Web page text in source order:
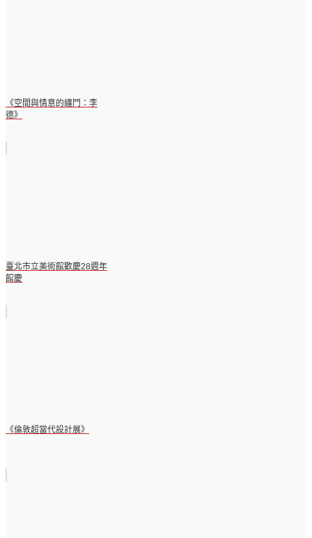
《空間與情意的纏鬥：李
德》
臺北市立美術館歡慶28週年
館慶
《倫敦超當代設計展》